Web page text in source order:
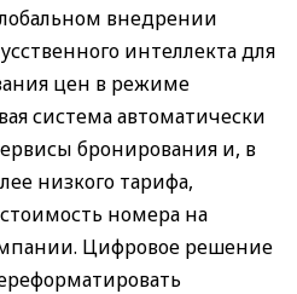
внедрении
интеллекта для
цен в режиме
система автоматически
бронирования и, в
низкого тарифа,
номера на
Цифровое решение